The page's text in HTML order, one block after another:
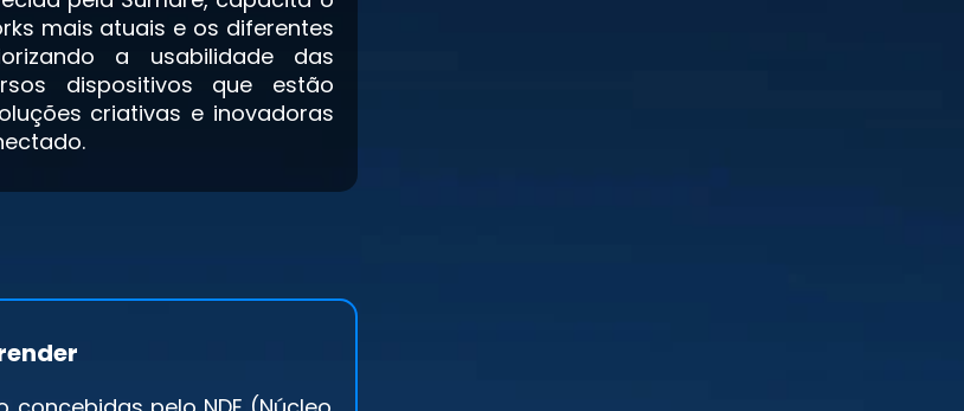
mais atuais e os diferentes
a usabilidade das
dispositivos que estão
criativas e inovadoras